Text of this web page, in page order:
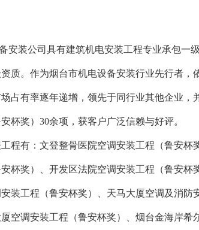
装公司具有建筑机电安装工程专业承包一
质。作为烟台市机电设备安装行业先行者，
占有率逐年递增，领先于同行业其他企业，
杯奖）30余项，获客户广泛信赖与好评。
有：文登整骨医院空调安装工程（鲁安杯
杯奖）、开发区法院空调安装工程（鲁安杯
装工程（鲁安杯奖）、天马大厦空调及消防
空调安装工程（鲁安杯奖）、烟台金海岸希